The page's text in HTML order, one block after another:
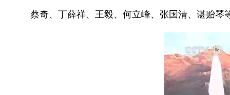
蔡奇、丁薛祥、王毅、何立峰、张国清、谌贻琴